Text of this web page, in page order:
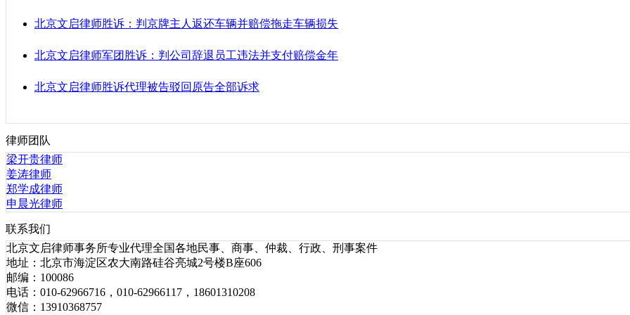
北京文启律师胜诉：判京牌主人返还车辆并赔偿拖走车辆损失
北京文启律师军团胜诉：判公司辞退员工违法并支付赔偿金年
北京文启律师胜诉代理被告驳回原告全部诉求
律师团队
梁开贵律师
姜涛律师
郑学成律师
申晨光律师
联系我们
北京文启律师事务所专业代理全国各地民事、商事、仲裁、行政、刑事案件
地址：北京市海淀区农大南路硅谷亮城2号楼B座606
邮编：100086
电话：010-62966716，010-62966117，18601310208
微信：13910368757